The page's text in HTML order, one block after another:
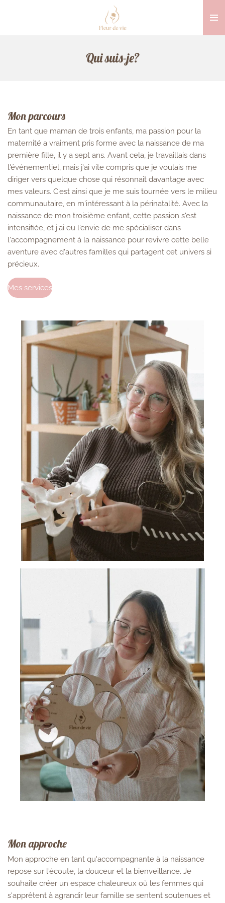
Qui suis-je?
Mon parcours
En tant que maman de trois enfants, ma passion pour la
maternité a vraiment pris forme avec la naissance de ma
première fille, il y a sept ans. Avant cela, je travaillais dans
l'événementiel, mais j'ai vite compris que je voulais me
diriger vers quelque chose qui résonnait davantage avec
mes valeurs. C'est ainsi que je me suis tournée vers le milieu
communautaire, en m'intéressant à la périnatalité. Avec la
naissance de mon troisième enfant, cette passion s'est
intensifiée, et j'ai eu l'envie de me spécialiser dans
l'accompagnement à la naissance pour revivre cette belle
aventure avec d'autres familles qui partagent cet univers si
précieux.
Mes services
Mon approche
Mon approche en tant qu'accompagnante à la naissance
repose sur l'écoute, la douceur et la bienveillance. Je
souhaite créer un espace chaleureux où les femmes qui
s'apprêtent à agrandir leur famille se sentent soutenues et